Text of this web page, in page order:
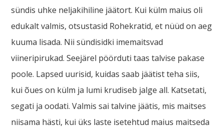
sündis uhke neljakihiline jäätort. Kui külm maius oli
edukalt valmis, otsustasid Rohekratid, et nüüd on aeg
kuuma lisada. Nii sündisidki imemaitsvad
viineripirukad. Seejärel pöörduti taas talvise pakase
poole. Lapsed uurisid, kuidas saab jäätist teha siis,
kui õues on külm ja lumi krudiseb jalge all. Katsetati,
segati ja oodati. Valmis sai talvine jäätis, mis maitses
niisama hästi, kui üks laste isetehtud maius maitseda